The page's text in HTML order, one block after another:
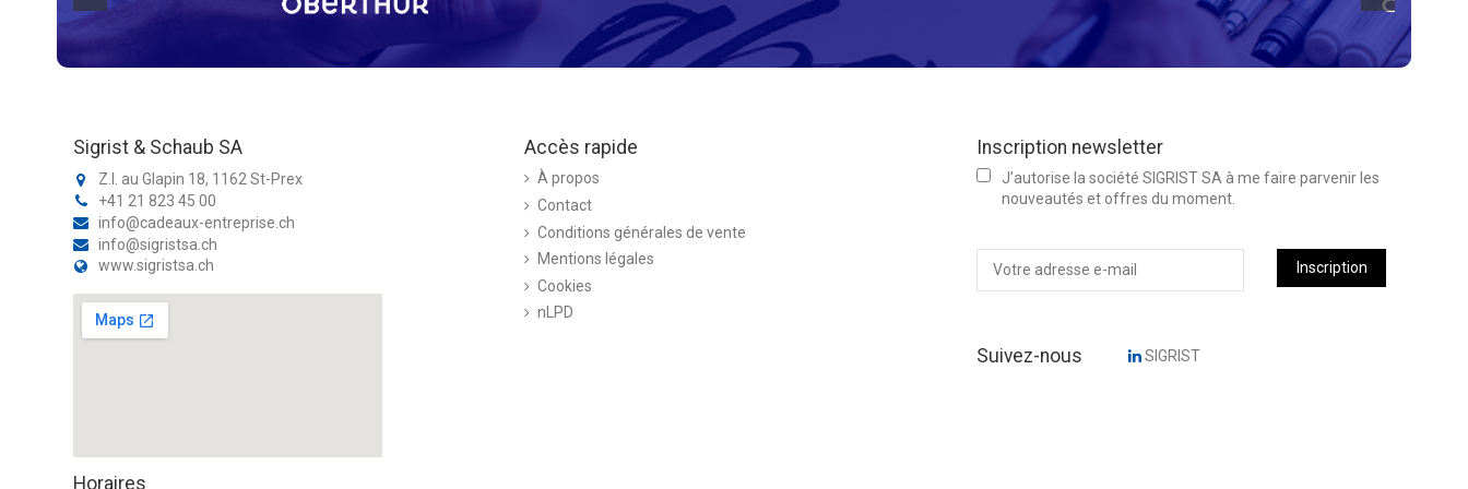
Sigrist & Schaub SA
Z.I. au Glapin 18, 1162 St-Prex
+41 21 823 45 00
info@cadeaux-entreprise.ch
info@sigristsa.ch
www.sigristsa.ch
Horaires
Accès rapide
À propos
Contact
Conditions générales de vente
Mentions légales
Cookies
nLPD
Inscription newsletter
J’autorise la société SIGRIST SA à me faire parvenir les
nouveautés et offres du moment.
Inscription
Suivez-nous SIGRIST